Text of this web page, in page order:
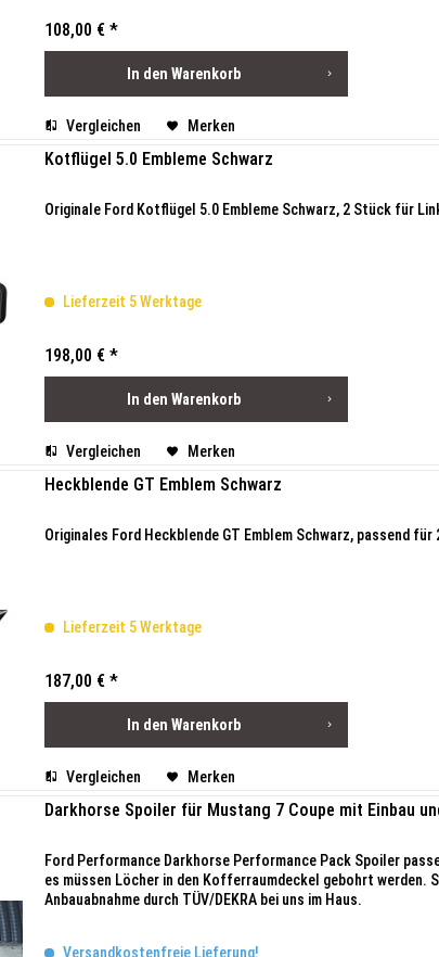
108,00 € *
In den Warenkorb
Vergleichen Merken
Kotflügel 5.0 Embleme Schwarz
Originale Ford Kotflügel 5.0 Embleme Schwarz, 2 Stück für
Lieferzeit 5 Werktage
198,00 € *
In den Warenkorb
Vergleichen Merken
Heckblende GT Emblem Schwarz
Originales Ford Heckblende GT Emblem Schwarz, passend
Lieferzeit 5 Werktage
187,00 € *
In den Warenkorb
Vergleichen Merken
Darkhorse Spoiler für Mustang 7 Coupe mit Einbau
Ford Performance Darkhorse Performance Pack Spoiler
es müssen Löcher in den Kofferraumdeckel gebohrt werden.
Anbauabnahme durch TÜV/DEKRA bei uns im Haus.
Versandkostenfreie Lieferung!